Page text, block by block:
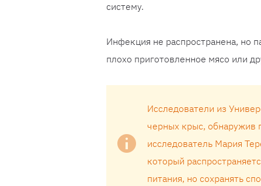
систему.
Инфекция не распространена, но
плохо приготовленное мясо или
Исследователи из
черных крыс, обнаружив
исследователь Мария
который
питания, но сохранять